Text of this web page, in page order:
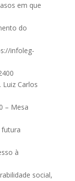
em que
do
infoleg-
Carlos
– Mesa
futura
à
social,